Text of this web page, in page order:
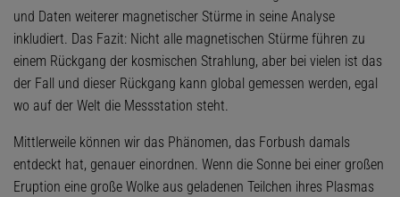
und Daten weiterer magnetischer Stürme in seine Analyse
inkludiert. Das Fazit: Nicht alle magnetischen Stürme führen zu
einem Rückgang der kosmischen Strahlung, aber bei vielen ist das
der Fall und dieser Rückgang kann global gemessen werden, egal
wo auf der Welt die Messstation steht.
Mittlerweile können wir das Phänomen, das Forbush damals
entdeckt hat, genauer einordnen. Wenn die Sonne bei einer großen
Eruption eine große Wolke aus geladenen Teilchen ihres Plasmas